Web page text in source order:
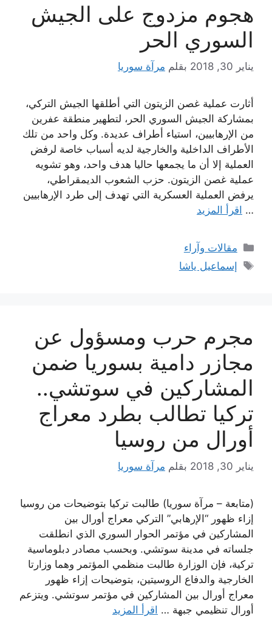
هجوم مزدوج على الجيش
السوري الحر
يناير 30, 2018 بقلم مرآة سوريا
أثارت عملية غصن الزيتون التي أطلقها الجيش التركي،
بمشاركة الجيش السوري الحر، لتطهير منطقة عفرين
من الإرهابيين، استياء أطراف عديدة. وكل واحد من تلك
الأطراف الداخلية والخارجية لديه أسباب خاصة لرفض
العملية إلا أن ما يجمعها حاليا هدف واحد، وهو تشويه
عملية غصن الزيتون. حزب الشعوب الديمقراطي،
يرفض العملية العسكرية التي تهدف إلى طرد الإرهابيين
… اقرأ المزيد
التصنيفات
مقالات وآراء
الوسوم
إسماعيل ياشا
مجرم حرب ومسؤول عن
مجازر دامية بسوريا ضمن
المشاركين في سوتشي..
تركيا تطالب بطرد معراج
أورال من روسيا
يناير 30, 2018 بقلم مرآة سوريا
(متابعة – مرآة سوريا) طالبت تركيا بتوضيحات من روسيا
إزاء ظهور “الإرهابي” التركي معراج أورال بين
المشاركين في مؤتمر الحوار السوري الذي انطلقت
جلساته في مدينة سوتشي. وبحسب مصادر دبلوماسية
تركية، فإن الوزارة طالبت منظمي المؤتمر وهما وزارتا
الخارجية والدفاع الروسيتين، بتوضيحات إزاء ظهور
معراج أورال بين المشاركين في مؤتمر سوتشي. ويتزعم
أورال تنظيمي جبهة … اقرأ المزيد